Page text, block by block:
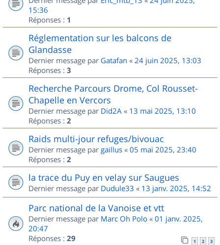
15:36
Réponses : 1
Réglementation sur les balcons de
Glandasse
Dernier message par Gatafan « 24 juin 2025, 13:03
Réponses : 3
Recherche Parcours Drome, Col Rousset-
Chapelle en Vercors
Dernier message par Did2A « 13 mai 2025, 13:10
Réponses : 2
Raids multi-jour refuges/bivouac
Dernier message par gaillus « 05 mai 2025, 23:40
Réponses : 2
la trace du Puy en velay sur Saugues
Dernier message par Dudule33 « 13 janv. 2025, 14:52
Parc national de la Vanoise et vtt
Dernier message par Marc Oh Polo « 01 janv. 2025,
20:47
Réponses : 29 1 2 3